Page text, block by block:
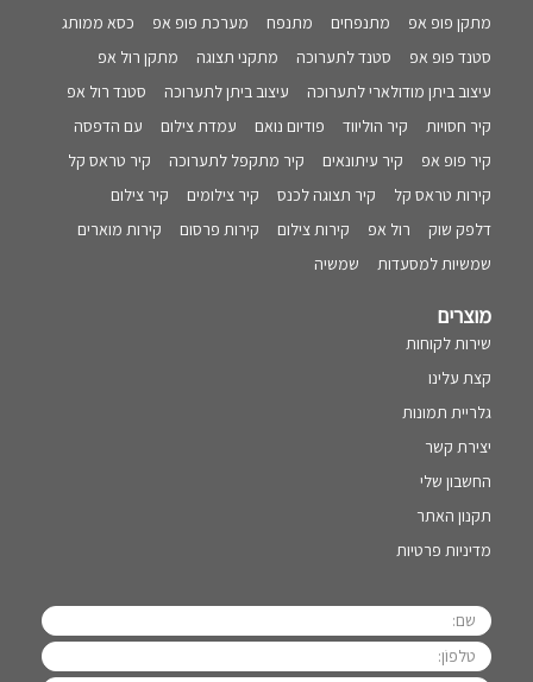
כסא ממותג
מערכת פופ אפ מתנפח מתנפחים
מתקן פופ אפ
מתקן רול אפ
מתקני תצוגה סטנד לתערוכה
סטנד פופ אפ
סטנד רול אפ
עיצוב ביתן לתערוכה
עיצוב ביתן מודולארי לתערוכה
עם הדפסה
עמדת צילום פודיום נואם קיר הוליווד
קיר חסויות
קיר טראס קל
קיר מתקפל לתערוכה קיר עיתונאים
קיר פופ אפ
קיר צילום
קיר צילומים קיר תצוגה לכנס
קירות טראס קל
קירות מוארים
קירות פרסום קירות צילום רול אפ
דלפק שוק
שמשיה
שמשיות למסעדות
מוצרים
שירות לקוחות
קצת עלינו
גלריית תמונות
יצירת קשר
החשבון שלי
תקנון האתר
מדיניות פרטיות